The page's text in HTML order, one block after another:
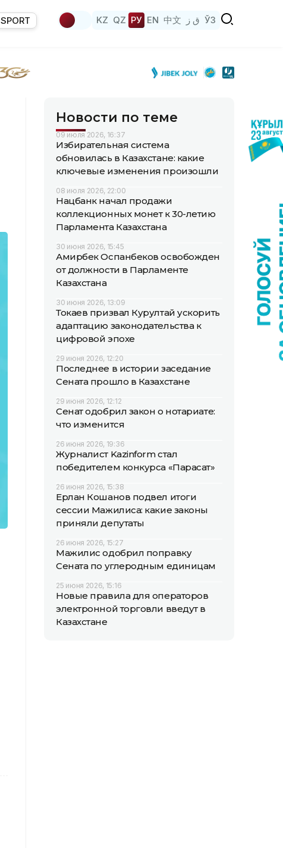
SPORT KZ QZ РУ EN 中文 ق ز ЎЗ
Новости по теме
09 июля 2026, 16:37
Избирательная система
обновилась в Казахстане: какие
ключевые изменения произошли
08 июля 2026, 22:00
Нацбанк начал продажи
коллекционных монет к 30-летию
Парламента Казахстана
30 июня 2026, 15:45
Амирбек Оспанбеков освобожден
от должности в Парламенте
Казахстана
30 июня 2026, 13:09
Токаев призвал Курултай ускорить
адаптацию законодательства к
цифровой эпохе
29 июня 2026, 12:20
Последнее в истории заседание
Сената прошло в Казахстане
29 июня 2026, 12:12
Сенат одобрил закон о нотариате:
что изменится
26 июня 2026, 19:36
Журналист Kazinform стал
победителем конкурса «Парасат»
26 июня 2026, 15:38
Ерлан Кошанов подвел итоги
сессии Мажилиса: какие законы
приняли депутаты
26 июня 2026, 15:27
Мажилис одобрил поправку
Сената по углеродным единицам
25 июня 2026, 15:16
Новые правила для операторов
электронной торговли введут в
Казахстане